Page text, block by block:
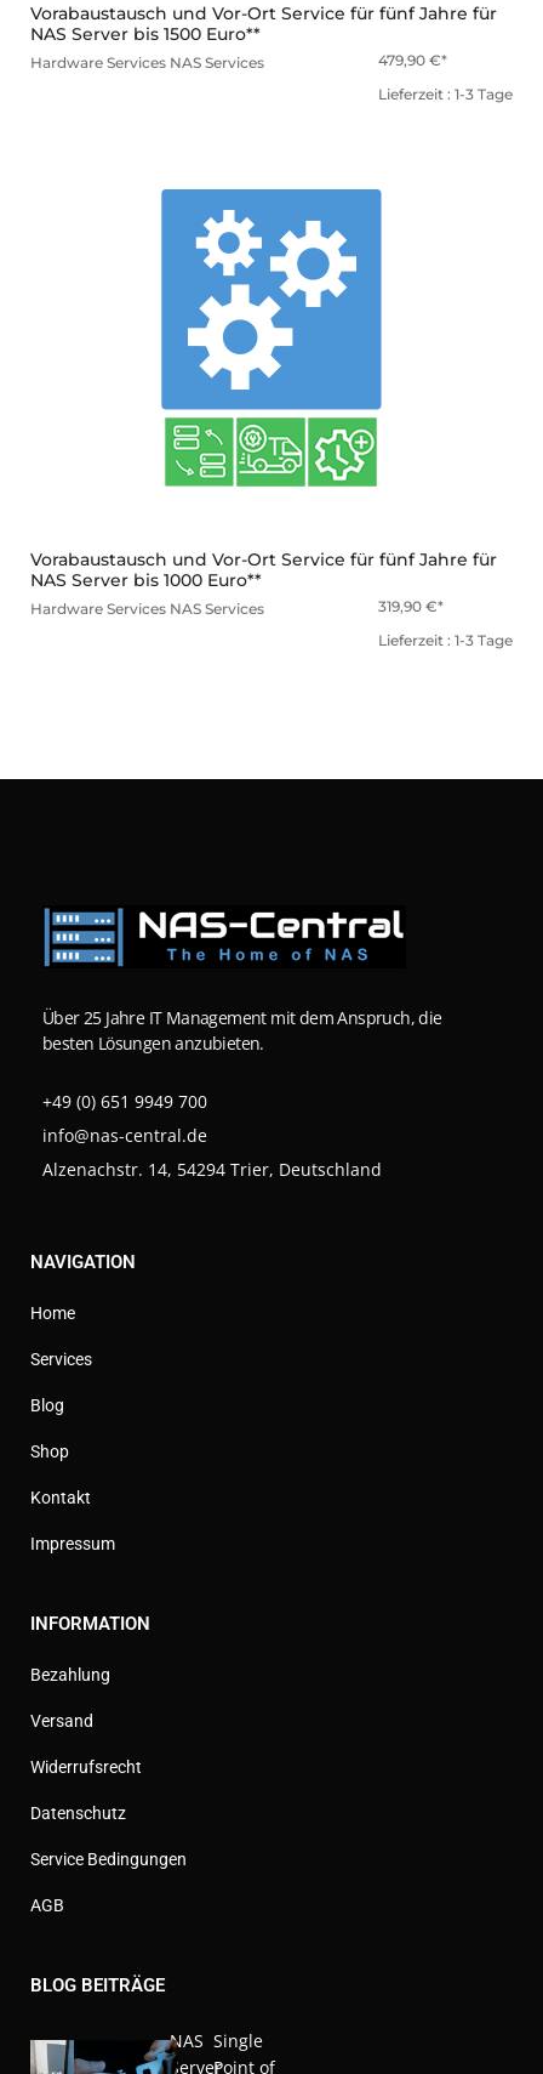
Vorabaustausch und Vor-Ort Service für fünf Jahre für
NAS Server bis 1500 Euro**
Hardware Services NAS Services 479,90 €
Lieferzeit : 1-3 Tage
mehr
Vorabaustausch und Vor-Ort Service für fünf Jahre für
NAS Server bis 1000 Euro**
Hardware Services NAS Services 319,90 €
Lieferzeit : 1-3 Tage
Über 25 Jahre IT Management mit dem Anspruch, die
besten Lösungen anzubieten.
+49 (0) 651 9949 700
info@nas-central.de
Alzenachstr. 14, 54294 Trier, Deutschland
NAVIGATION
Home
Services
Blog
Shop
Kontakt
Impressum
INFORMATION
Bezahlung
Versand
Widerrufsrecht
Datenschutz
Service Bedingungen
AGB
BLOG BEITRÄGE
NAS
Server
Single
Point of